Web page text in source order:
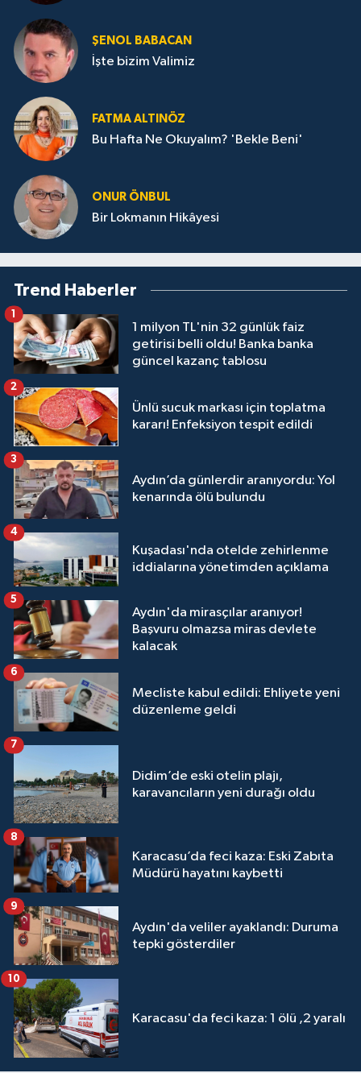
ŞENOL BABACAN
İşte bizim Valimiz
FATMA ALTINÖZ
Bu Hafta Ne Okuyalım? 'Bekle Beni'
ONUR ÖNBUL
Bir Lokmanın Hikâyesi
Trend Haberler
1 milyon TL'nin 32 günlük faiz
getirisi belli oldu! Banka banka
güncel kazanç tablosu
1
Ünlü sucuk markası için toplatma
kararı! Enfeksiyon tespit edildi
2
Aydın’da günlerdir aranıyordu: Yol
kenarında ölü bulundu
3
Kuşadası'nda otelde zehirlenme
iddialarına yönetimden açıklama
4
Aydın'da mirasçılar aranıyor!
Başvuru olmazsa miras devlete
kalacak
5
Mecliste kabul edildi: Ehliyete yeni
düzenleme geldi
6
Didim’de eski otelin plajı,
karavancıların yeni durağı oldu
7
Karacasu’da feci kaza: Eski Zabıta
Müdürü hayatını kaybetti
8
Aydın'da veliler ayaklandı: Duruma
tepki gösterdiler
9
Karacasu'da feci kaza: 1 ölü ,2 yaralı
10